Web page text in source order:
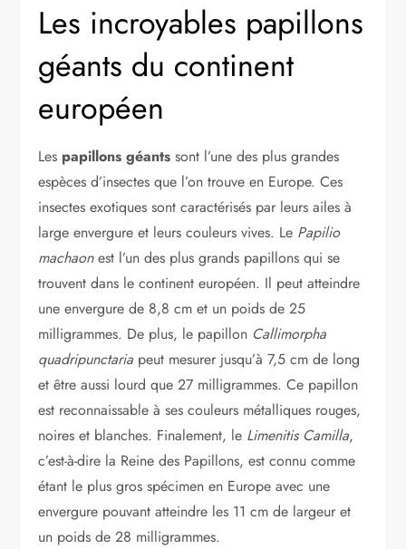
Les incroyables papillons
géants du continent
européen
Les papillons géants sont l’une des plus grandes
espèces d’insectes que l’on trouve en Europe. Ces
insectes exotiques sont caractérisés par leurs ailes à
large envergure et leurs couleurs vives. Le Papilio
machaonest l’un des plus grands papillons qui se
trouvent dans le continent européen. Il peut atteindre
une envergure de 8,8 cm et un poids de 25
milligrammes. De plus, le papillon Callimorpha
quadripunctaria peut mesurer jusqu’à 7,5 cm de long
et être aussi lourd que 27 milligrammes. Ce papillon
est reconnaissable à ses couleurs métalliques rouges,
noires et blanches. Finalement, le Limenitis Camilla,
c’est-à-dire la Reine des Papillons, est connu comme
étant le plus gros spécimen en Europe avec une
envergure pouvant atteindre les 11 cm de largeur et
un poids de 28 milligrammes.